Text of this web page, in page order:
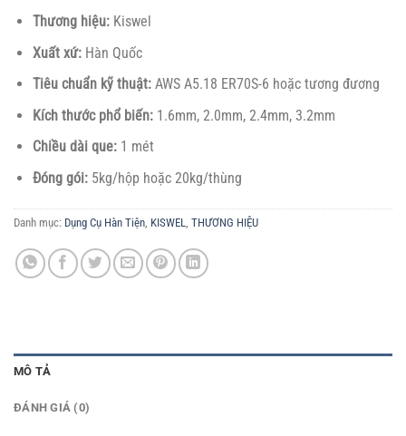
Thương hiệu:Kiswel
Xuất xứ:Hàn Quốc
Tiêu chuẩn kỹ thuật:AWS A5.18 ER70S-6 hoặc tương đương
Kích thước phổ biến:1.6mm, 2.0mm, 2.4mm, 3.2mm
Chiều dài que:1 mét
Đóng gói:5kg/hộp hoặc 20kg/thùng
Danh mục: Dụng Cụ Hàn Tiện KISWEL THƯƠNG HIỆU
MÔ TẢ
ĐÁNH GIÁ (0)